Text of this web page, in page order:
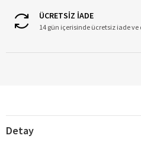
ÜCRETSİZ İADE
14 gün içerisinde ücretsiz iade ve
Detay